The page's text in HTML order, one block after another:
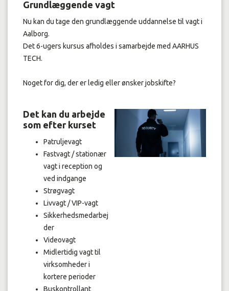
Grundlæggende vagt
Nu kan du tage den grundlæggende uddannelse til vagt i
Aalborg.
Det 6-ugers kursus afholdes i samarbejde med AARHUS
TECH.
Noget for dig, der er ledig eller ønsker jobskifte?
Det kan du arbejde
som efter kurset
Patruljevagt
Fastvagt / stationær
vagt i reception og
ved indgange
Strøgvagt
Livvagt / VIP-vagt
Sikkerhedsmedarbej
der
Videovagt
Midlertidig vagt til
virksomheder i
kortere perioder
Buskontrollant